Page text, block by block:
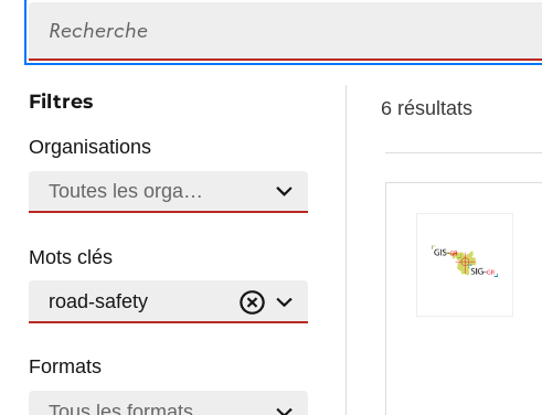
Filtres
Organisations
Toutes les organisations
Mots clés
road-safety
Formats
6 résultats